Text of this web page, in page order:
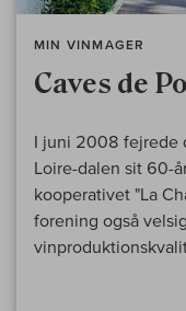
MIN VINMAGER
Caves de
I juni 2008 fejrede
Loire-dalen sit 60-
kooperativet "La
forening også